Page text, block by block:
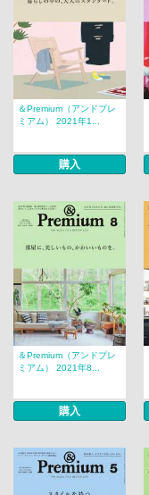
＆Premium（アンドプレ
ミアム） 2021年1...
購入
＆Premium（アンドプレ
ミアム） 2021年8...
購入